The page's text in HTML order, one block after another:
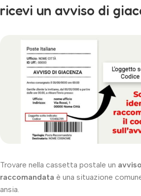
ricevi un avviso di
Trovare nella cassetta postale un
raccomandata è una situazione
ansia.